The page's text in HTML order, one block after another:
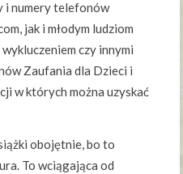
i numery telefonów
jak i młodym ludziom
czy innymi
Zaufania dla Dzieci i
w których można uzyskać
obojętnie, bo to
To wciągająca od